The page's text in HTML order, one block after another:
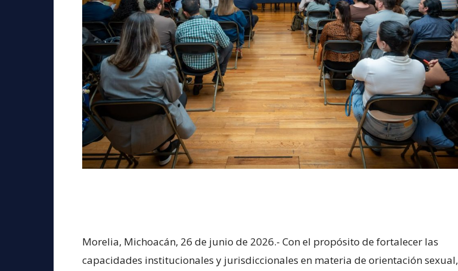
Morelia, Michoacán, 26 de junio de 2026.- Con el propósito de fortalecer las
capacidades institucionales y jurisdiccionales en materia de orientación sexual,